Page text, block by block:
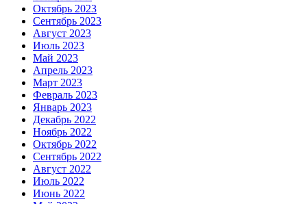
Октябрь 2023
Сентябрь 2023
Август 2023
Июль 2023
Май 2023
Апрель 2023
Март 2023
Февраль 2023
Январь 2023
Декабрь 2022
Ноябрь 2022
Октябрь 2022
Сентябрь 2022
Август 2022
Июль 2022
Июнь 2022